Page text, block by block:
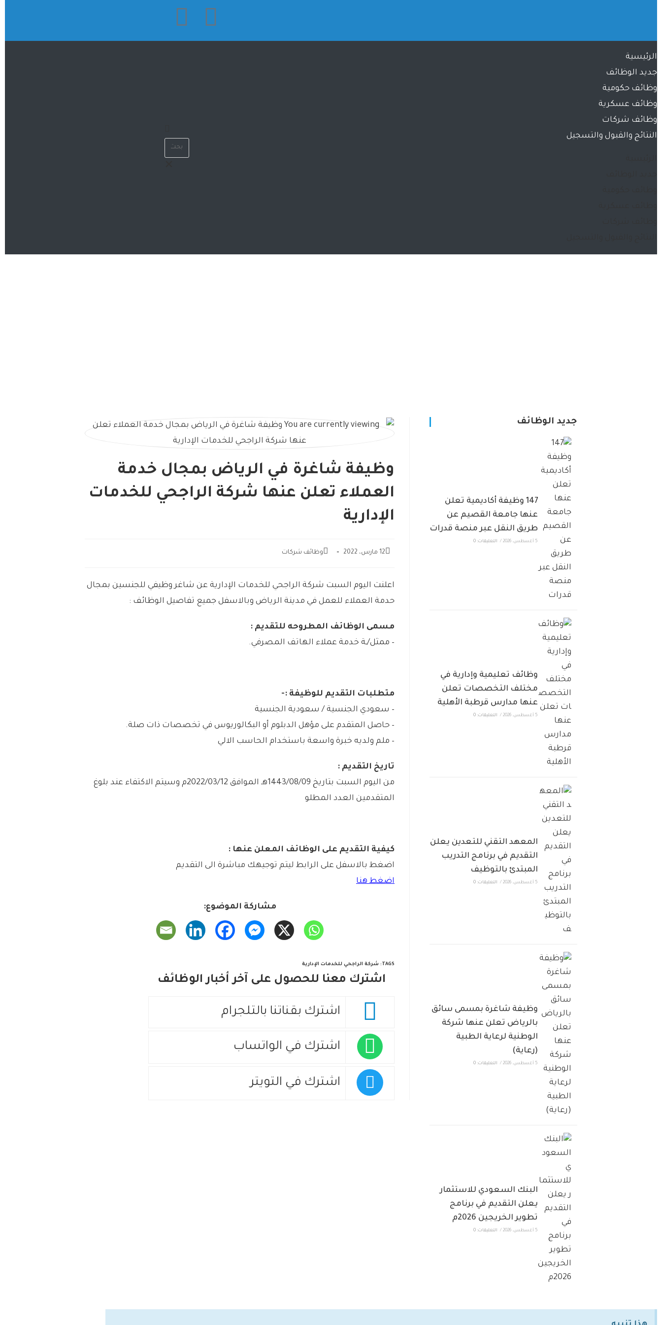
الرئيسية
جديد الوظائف
وظائف حكومية
وظائف عسكرية
وظائف شركات
النتائج والقبول والتسجيل
وظيفة شاغرة في الرياض بمجال خدمة
العملاء تعلن عنها شركة الراجحي للخدمات
الإدارية
12 مارس، 2022 وظائف شركات
اعلنت اليوم السبت شركة الراجحي للخدمات الإدارية عن شاغر وظيفي للجنسين بمجال
حدمة العملاء للعمل في مدينة الرياض وبالاسفل جميع تفاصيل الوظائف :
مسمى الوظائف المطروحه للتقديم :
– ممثل/ـة خدمة عملاء الهاتف المصرفي.
متطلبات التقديم للوظيفة :-
– سعودي الجنسية / سعودية الجنسية
– حاصل المتقدم على مؤهل الدبلوم أو البكالوريوس في تخصصات ذات صلة.
– ملم ولديه خبرة واسعة باستخدام الحاسب الالي
تاريخ التقديم :
من اليوم السبت بتاريخ 1443/08/09هـ الموافق 2022/03/12م وسيتم الاكتفاء عند بلوغ
المتقدمين العدد المطلو
كيفية التقديم على الوظائف المعلن عنها :
اضغط بالاسفل على الرابط ليتم توجيهك مباشرة الى التقديم
اضغط هنا
مشاركة الموضوع:
TAGS
: شركة الراجحي للخدمات الإدارية
اشترك معنا للحصول على آخر أخبار الوظائف
اشترك بقناتنا بالتلجرام
اشترك في الواتساب
اشترك في التويتر
جديد الوظائف
147 وظيفة أكاديمية تعلن
عنها جامعة القصيم عن
طريق النقل عبر منصة قدرات
5 أغسطس، 2026 / التعليقات: 0
وظائف تعليمية وإدارية في
مختلف التخصصات تعلن
عنها مدارس قرطبة الأهلية
5 أغسطس، 2026 / التعليقات: 0
المعهد التقني للتعدين يعلن
التقديم في برنامج التدريب
المبتدئ بالتوظيف
5 أغسطس، 2026 / التعليقات: 0
وظيفة شاغرة بمسمى سائق
بالرياض تعلن عنها شركة
الوطنية لرعاية الطبية
(رعاية)
5 أغسطس، 2026 / التعليقات: 0
البنك السعودي للاستثمار
يعلن التقديم في برنامج
تطوير الخريجين 2026م
5 أغسطس، 2026 / التعليقات: 0